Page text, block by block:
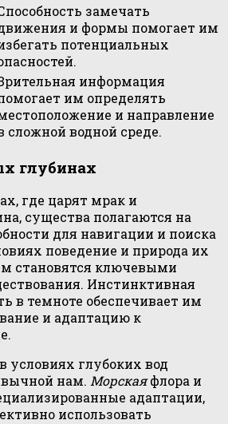
замечать
и формы помогает им
потенциальных
информация
им определять
и направление
сложной водной среде.
глубинах
где царят мрак и
существа полагаются на
для навигации и поиска
поведение и природа их
становятся ключевыми
Инстинктивная
в темноте обеспечивает им
и адаптацию к
условиях глубоких вод
нам. Морскаяфлора и
адаптации,
использовать